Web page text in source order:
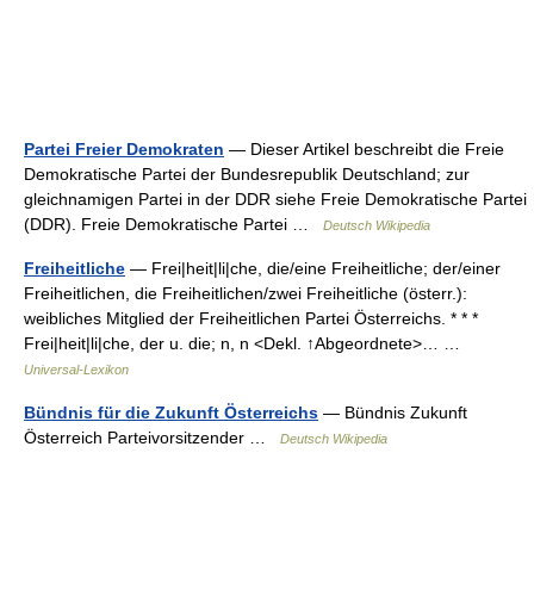
Partei Freier Demokraten — Dieser Artikel beschreibt die Freie
Demokratische Partei der Bundesrepublik Deutschland; zur
gleichnamigen Partei in der DDR siehe Freie Demokratische Partei
(DDR). Freie Demokratische Partei …
Deutsch Wikipedia
Freiheitliche — Frei|heit|li|che, die/eine Freiheitliche; der/einer
Freiheitlichen, die Freiheitlichen/zwei Freiheitliche (österr.):
weibliches Mitglied der Freiheitlichen Partei Österreichs. * * *
Frei|heit|li|che, der u. die; n, n <Dekl. ↑Abgeordnete>… …
Universal-Lexikon
Bündnis für die Zukunft Österreichs — Bündnis Zukunft
Österreich Parteivorsitzender …
Deutsch Wikipedia